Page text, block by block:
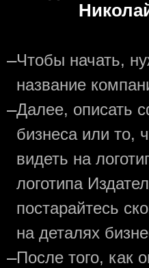
—Чтобы начать,
название
—Далее, описать
бизнеса или то,
видеть на
логотипа
постарайтесь
на деталях
—После того, как